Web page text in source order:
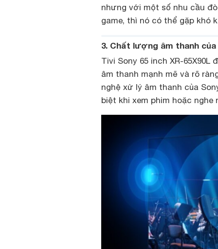
nhưng với một số nhu cầu
game, thì nó có thể gặp khó
3. Chất lượng âm thanh của
Tivi Sony 65 inch XR-
âm thanh mạnh mẽ và rõ
nghệ xử lý âm thanh của
biệt khi xem phim hoặc nghe